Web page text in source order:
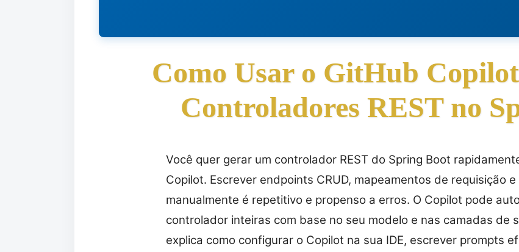
Como Usar o GitHub
Controladores REST no
Você quer gerar um controlador REST do Spring Boot
Copilot. Escrever endpoints CRUD, mapeamentos de requisição
manualmente é repetitivo e propenso a erros. O Copilot pode
controlador inteiras com base no seu modelo e nas camadas de
explica como configurar o Copilot na sua IDE, escrever prompts